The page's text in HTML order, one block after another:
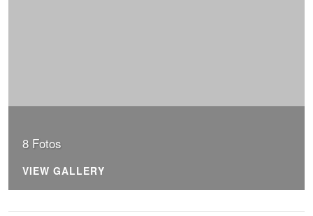
8 Fotos
VIEW GALLERY